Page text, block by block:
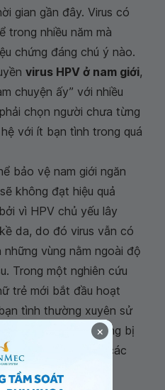
gian gần đây. Virus có
trong nhiều năm mà
chứng đáng chú ý nào.
virus HPV ở nam giới,
chuyện ấy” với nhiều
chọn người chưa từng
với ít bạn tình trong quá
bảo vệ nam giới ngăn
không đạt hiệu quả
vì HPV chủ yếu lây
da, do đó virus vẫn có
vùng nằm ngoài độ
Trong một nghiên cứu
trẻ mới bắt đầu hoạt
tình thường xuyên sử
quan hệ thì khả năng bị
hơn 70% so với các
ít hơn 5%.
×